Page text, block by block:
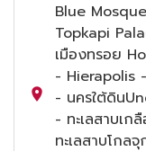
Blue
Topkapi
เมืองทรอย
- Hierapolis
- นครใต้ดิน
- ทะเลสาบเ
ทะเลสาบโก